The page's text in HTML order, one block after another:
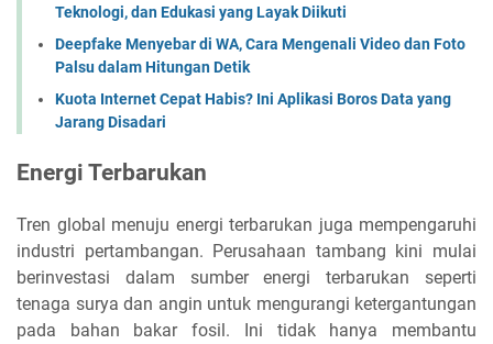
Teknologi, dan Edukasi yang Layak Diikuti
Deepfake Menyebar di WA, Cara Mengenali Video dan Foto
Palsu dalam Hitungan Detik
Kuota Internet Cepat Habis? Ini Aplikasi Boros Data yang
Jarang Disadari
Energi Terbarukan
Tren global menuju energi terbarukan juga mempengaruhi
industri pertambangan. Perusahaan tambang kini mulai
berinvestasi dalam sumber energi terbarukan seperti
tenaga surya dan angin untuk mengurangi ketergantungan
pada bahan bakar fosil. Ini tidak hanya membantu